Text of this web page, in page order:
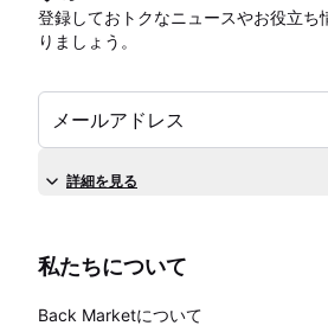
登録しておトクなニュースやお役立ち
りましょう。
メールアドレス
詳細を見る
私たちについて
Back Marketについて